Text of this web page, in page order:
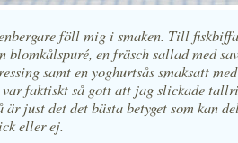
föll mig i smaken. Till
blomkålspuré, en fräsch sallad med
samt en yoghurtsås smaksatt
var faktiskt så gott att jag slickade
är just det det bästa betyget som kan
eller ej.